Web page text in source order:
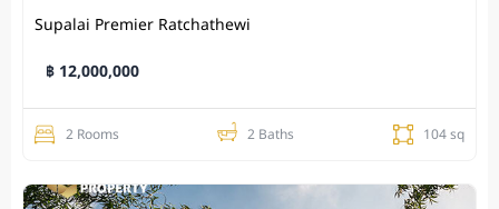
Supalai Premier Ratchathewi
฿ 12,000,000
2 Rooms 2 Baths 104 sq